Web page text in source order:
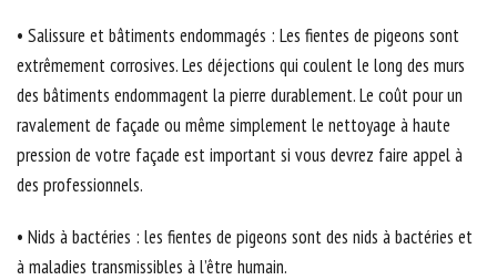
• Salissure et bâtiments endommagés : Les fientes de pigeons sont
extrêmement corrosives. Les déjections qui coulent le long des murs
des bâtiments endommagent la pierre durablement. Le coût pour un
ravalement de façade ou même simplement le nettoyage à haute
pression de votre façade est important si vous devrez faire appel à
des professionnels.
• Nids à bactéries : les fientes de pigeons sont des nids à bactéries et
à maladies transmissibles à l’être humain.